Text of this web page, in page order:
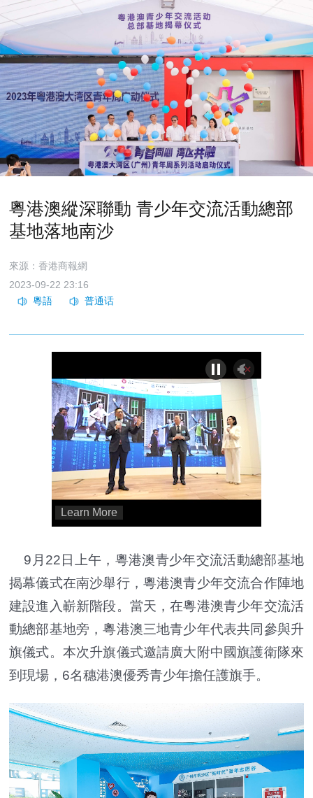
粵港澳縱深聯動 青少年交流活動總部
基地落地南沙
來源：香港商報網
2023-09-22 23:16
9月22日上午，粵港澳青少年交流活動總部基地
揭幕儀式在南沙舉行，粵港澳青少年交流合作陣地
建設進入嶄新階段。當天，在粵港澳青少年交流活
動總部基地旁，粵港澳三地青少年代表共同參與升
旗儀式。本次升旗儀式邀請廣大附中國旗護衛隊來
到現場，6名穗港澳優秀青少年擔任護旗手。